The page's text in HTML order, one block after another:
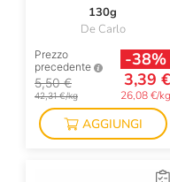
130g
De Carlo
Prezzo
precedente
5,50 €
42,31 €/kg
-38%
3,39 €
26,08 €/kg
AGGIUNGI